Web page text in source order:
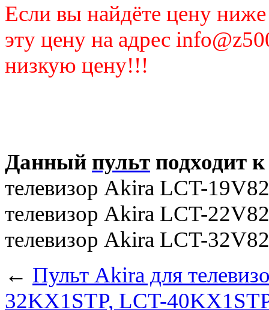
Если вы найдёте цену
эту цену на адрес
низкую цену!!!
Данный пульт подходит
телевизор Akira LCT-
телевизор Akira LCT-
телевизор Akira LCT-
← Пульт Akira для
32KX1STP, LCT-